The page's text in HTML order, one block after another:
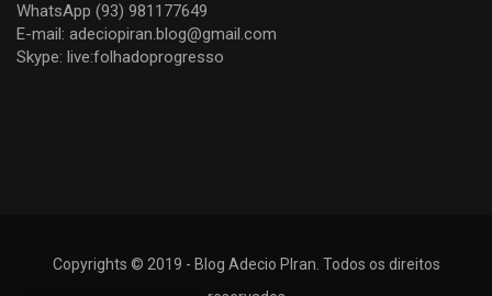
WhatsApp (93) 981177649
E-mail: adeciopiran.blog@gmail.com
Skype: live:folhadoprogresso
Copyrights © 2019 - Blog Adecio PIran. Todos os direitos